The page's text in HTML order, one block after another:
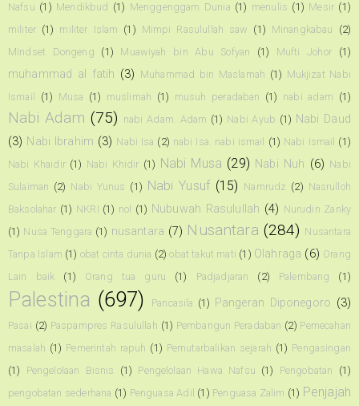
Nafsu (1) Mendikbud (1) Menggenggam Dunia (1) menulis (1) Mesir (1)
militer (1) militer Islam (1) Mimpi Rasulullah saw (1) Minangkabau
(2)
Mindset Dongeng
(1) Muawiyah bin Abu Sofyan (1) Mufti Johor (1)
muhammad al fatih (3) Muhammad bin Maslamah (1) Mukjizat Nabi
Ismail
(1) Musa (1) muslimah (1) musuh peradaban (1) nabi adam (1)
Nabi Adam (75) nabi Adam. Adam (1) Nabi Ayub (1) Nabi Daud
(3) Nabi Ibrahim (3) Nabi Isa (2) nabi Isa. nabi ismail (1) Nabi Ismail (1)
Nabi Khaidir (1) Nabi Khidir (1) Nabi Musa (29) Nabi Nuh (6) Nabi
Sulaiman (2) Nabi Yunus (1) Nabi Yusuf (15) Namrudz (2) Nasrulloh
Baksolahar (1) NKRI (1) nol (1) Nubuwah Rasulullah (4) Nurudin Zanky
(1) Nusa Tenggara (1) nusantara (7) Nusantara (284) Nusantara
Tanpa Islam (1) obat cinta dunia (2) obat takut mati (1) Olahraga (6) Orang
Lain baik
(1) Orang tua guru (1) Padjadjaran (2) Palembang (1)
Palestina (697) Pancasila (1) Pangeran Diponegoro (3)
Pasai (2) Paspampres Rasulullah (1) Pembangun Peradaban (2) Pemecahan
masalah (1) Pemerintah rapuh (1) Pemutarbalikan sejarah (1) Pengasingan
(1)
Pengelolaan Bisnis (1) Pengelolaan Hawa Nafsu (1) Pengobatan
(1)
pengobatan sederhana (1) Penguasa Adil (1) Penguasa Zalim (1) Penjajah